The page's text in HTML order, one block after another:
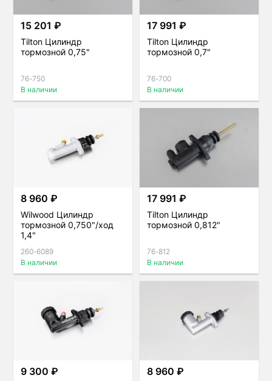
15 201 ₽
Tilton Цилиндр
тормозной 0,75"
76-750
В наличии
17 991 ₽
Tilton Цилиндр
тормозной 0,7"
76-700
В наличии
8 960 ₽
Wilwood Цилиндр
тормозной 0,750"/ход
1,4"
260-6089
В наличии
17 991 ₽
Tilton Цилиндр
тормозной 0,812"
76-812
В наличии
9 300 ₽ 8 960 ₽